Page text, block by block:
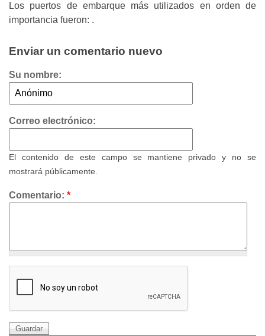
Los puertos de embarque más utilizados en orden de
importancia fueron: .
Enviar un comentario nuevo
Su nombre:
Correo electrónico:
El contenido de este campo se mantiene privado y no se
mostrará públicamente.
Comentario: *